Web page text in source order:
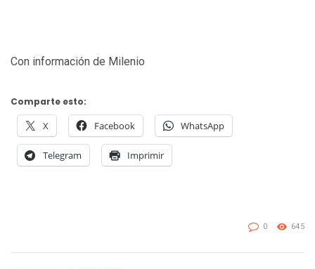
Con información de Milenio
Comparte esto:
X Facebook WhatsApp
Telegram Imprimir
0 645